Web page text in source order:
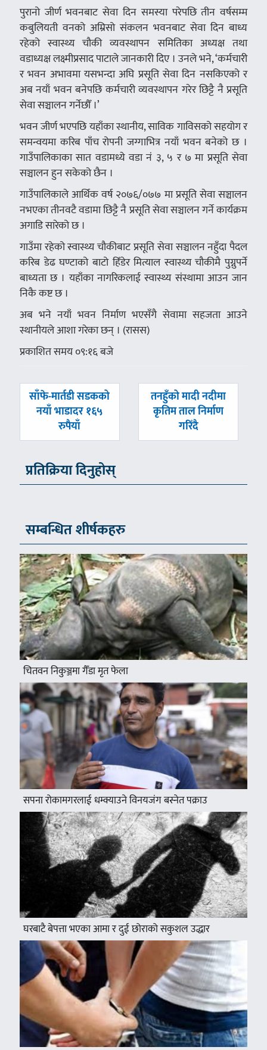
पुरानो जीर्ण भवनबाट सेवा दिन समस्या परेपछि तीन वर्षसम्म
कबुलियती वनको अम्रिसो संकलन भवनबाट सेवा दिन बाध्य
रहेको स्वास्थ्य चौकी व्यवस्थापन समितिका अध्यक्ष तथा
वडाध्यक्ष लक्ष्मीप्रसाद पाटाले जानकारी दिए । उनले भने, ‘कर्मचारी
र भवन अभावमा यसभन्दा अघि प्रसूति सेवा दिन नसकिएको र
अब नयाँ भवन बनेपछि कर्मचारी व्यवस्थापन गरेर छिट्टै नै प्रसूति
सेवा सञ्चालन गर्नेछौँ ।’
भवन जीर्ण भएपछि यहाँका स्थानीय, साविक गाविसको सहयोग र
समन्वयमा करिब पाँच रोपनी जग्गाभित्र नयाँ भवन बनेको छ ।
गाउँपालिकाका सात वडामध्ये वडा नं ३, ५ र ७ मा प्रसूति सेवा
सञ्चालन हुन सकेको छैन ।
गाउँपालिकाले आर्थिक वर्ष २०७६/०७७ मा प्रसूति सेवा सञ्चालन
नभएका तीनवटै वडामा छिट्टै नै प्रसूति सेवा सञ्चालन गर्ने कार्यक्रम
अगाडि सारेको छ ।
गाउँमा रहेको स्वास्थ्य चौकीबाट प्रसूति सेवा सञ्चालन नहुँदा पैदल
करिब डेढ घण्टाको बाटो हिँडेर मित्याल स्वास्थ्य चौकीमै पुग्नुपर्ने
बाध्यता छ । यहाँका नागरिकलाई स्वास्थ्य संस्थामा आउन जान
निकै कष्ट छ ।
अब भने नयाँ भवन निर्माण भएसँगै सेवामा सहजता आउने
स्थानीयले आशा गरेका छन् । (रासस)
प्रकाशित समय ०९:१६ बजे
पछिल्लाे
साँफे-मार्तडी सडकको
नयाँ भाडादर १६५
रुपैयाँ
अघिल्लाे
-
तनहुँको मादी नदीमा
कृतिम ताल निर्माण
गरिँदै
प्रतिक्रिया दिनुहोस्
सम्बन्धित शीर्षकहरु
चितवन निकुञ्जमा गैँडा मृत फेला
सपना रोकामगरलाई धम्क्याउने विनयजंग बस्नेत पक्राउ
घरबाटै बेपत्ता भएका आमा र दुई छोराको सकुशल उद्धार